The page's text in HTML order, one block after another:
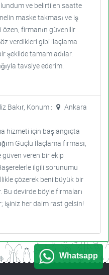
ve belirtilen saatte
maske takması ve iş
firmanın güvenilir
verdikleri gibi ilaçlama
şekilde tamamladılar.
tavsiye ederim.
Bakır, Konum :
Ankara
hizmeti için başlangıçta
Güçlü İlaçlama firması,
veren bir ekip
ilgili sorunumu
çözerek beni büyük bir
Bu devirde böyle firmaları
işiniz her daim rast gelsin!
Whatsapp